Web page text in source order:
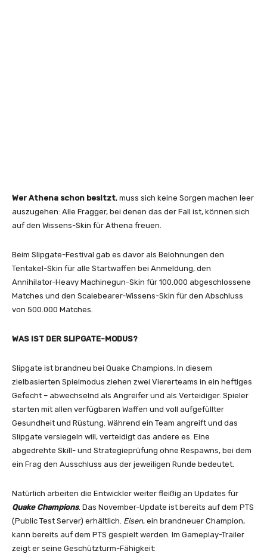
Wer Athena schon besitzt, muss sich keine Sorgen machen leer
auszugehen: Alle Fragger, bei denen das der Fall ist, können sich
auf den Wissens-Skin für Athena freuen.
Beim Slipgate-Festival gab es davor als Belohnungen den
Tentakel-Skin für alle Startwaffen bei Anmeldung, den
Annihilator-Heavy Machinegun-Skin für 100.000 abgeschlossene
Matches und den Scalebearer-Wissens-Skin für den Abschluss
von 500.000 Matches.
WAS IST DER SLIPGATE-MODUS?
Slipgate ist brandneu bei Quake Champions. In diesem
zielbasierten Spielmodus ziehen zwei Viererteams in ein heftiges
Gefecht – abwechselnd als Angreifer und als Verteidiger. Spieler
starten mit allen verfügbaren Waffen und voll aufgefüllter
Gesundheit und Rüstung. Während ein Team angreift und das
Slipgate versiegeln will, verteidigt das andere es. Eine
abgedrehte Skill- und Strategieprüfung ohne Respawns, bei dem
ein Frag den Ausschluss aus der jeweiligen Runde bedeutet.
Natürlich arbeiten die Entwickler weiter fleißig an Updates für
Quake Champions. Das November-Update ist bereits auf dem PTS
(Public Test Server) erhältlich. Eisen, ein brandneuer Champion,
kann bereits auf dem PTS gespielt werden. Im Gameplay-Trailer
zeigt er seine Geschützturm-Fähigkeit: